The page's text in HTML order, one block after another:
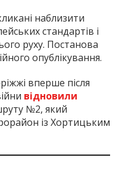
наблизити
стандартів і
руху. Постанова
опублікування.
вперше після
відновили
№2, який
із Хортицьким